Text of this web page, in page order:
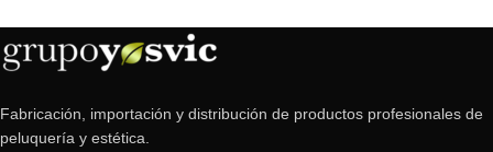
Fabricación, importación y distribución de productos profesionales de
peluquería y estética.